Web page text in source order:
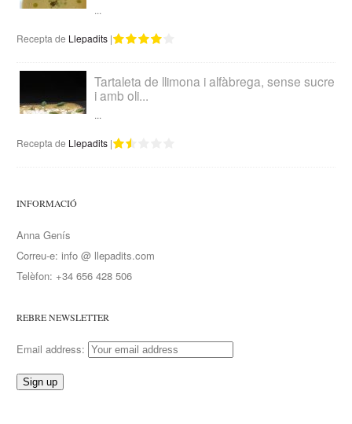
...
Recepta de Llepadits |
Tartaleta de llimona i alfàbrega, sense sucre
i amb oli...
...
Recepta de Llepadits |
INFORMACIÓ
Anna Genís
Correu-e: info @ llepadits.com
Telèfon: +34 656 428 506
REBRE NEWSLETTER
Email address: